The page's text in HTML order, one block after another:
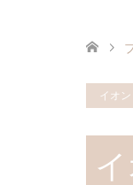
イオ